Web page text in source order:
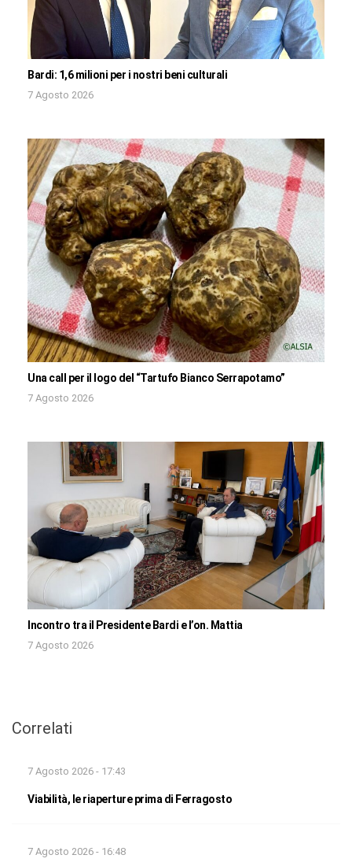
Bardi: 1,6 milioni per i nostri beni culturali
7 Agosto 2026
Una call per il logo del “Tartufo Bianco Serrapotamo”
7 Agosto 2026
Incontro tra il Presidente Bardi e l’on. Mattia
7 Agosto 2026
Correlati
7 Agosto 2026 - 17:43
Viabilità, le riaperture prima di Ferragosto
7 Agosto 2026 - 16:48